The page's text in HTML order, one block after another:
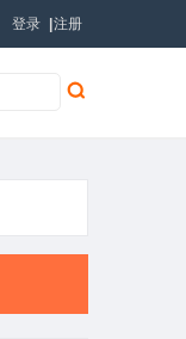
登录 注册